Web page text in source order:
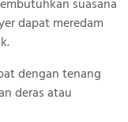
suasana
dapat meredam
dengan tenang
deras atau